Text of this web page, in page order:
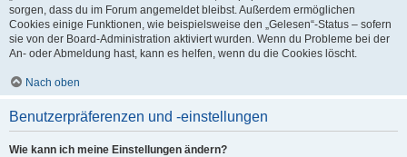
sorgen, dass du im Forum angemeldet bleibst. Außerdem ermöglichen
Cookies einige Funktionen, wie beispielsweise den „Gelesen“-Status – sofern
sie von der Board-Administration aktiviert wurden. Wenn du Probleme bei der
An- oder Abmeldung hast, kann es helfen, wenn du die Cookies löscht.
Nach oben
Benutzerpräferenzen und -einstellungen
Wie kann ich meine Einstellungen ändern?